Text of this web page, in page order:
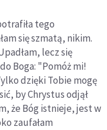
tego
się szmatą, nikim.
lecz się
Boga: "Pomóż mi!
dzięki Tobie mogę
by Chrystus odjął
że Bóg istnieje, jest w
zaufałam